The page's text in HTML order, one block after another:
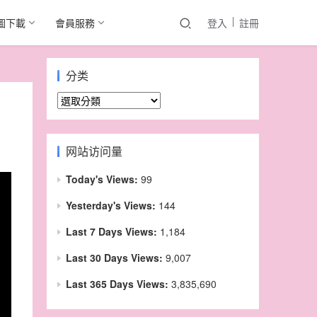
下載 會員服務 登入 註冊
分类
分
类
网站访问量
Today's Views: 99
Yesterday's Views: 144
Last 7 Days Views: 1,184
Last 30 Days Views: 9,007
Last 365 Days Views: 3,835,690